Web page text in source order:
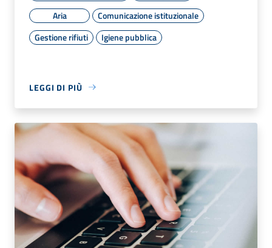
Aria
Comunicazione istituzionale
Gestione rifiuti
Igiene pubblica
LEGGI DI PIÙ